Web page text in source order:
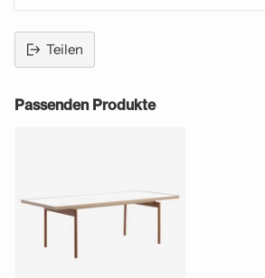
Teilen
in
Passenden Produkte